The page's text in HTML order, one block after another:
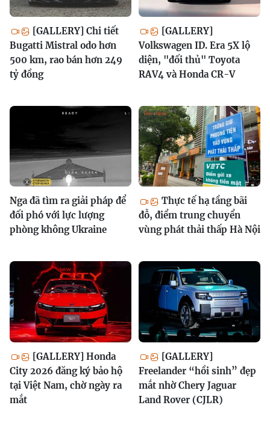
[GALLERY] Chi tiết
Bugatti Mistral odo hơn
500 km, rao bán hơn 249
tỷ đồng
[GALLERY]
Volkswagen ID. Era 5X lộ
diện, "đối thủ" Toyota
RAV4 và Honda CR-V
Nga đã tìm ra giải pháp để
đối phó với lực lượng
phòng không Ukraine
Thực tế hạ tầng bãi
đỗ, điểm trung chuyển
vùng phát thải thấp Hà Nội
[GALLERY] Honda
City 2026 đăng ký bảo hộ
tại Việt Nam, chờ ngày ra
mắt
[GALLERY]
Freelander “hồi sinh” đẹp
mắt nhờ Chery Jaguar
Land Rover (CJLR)